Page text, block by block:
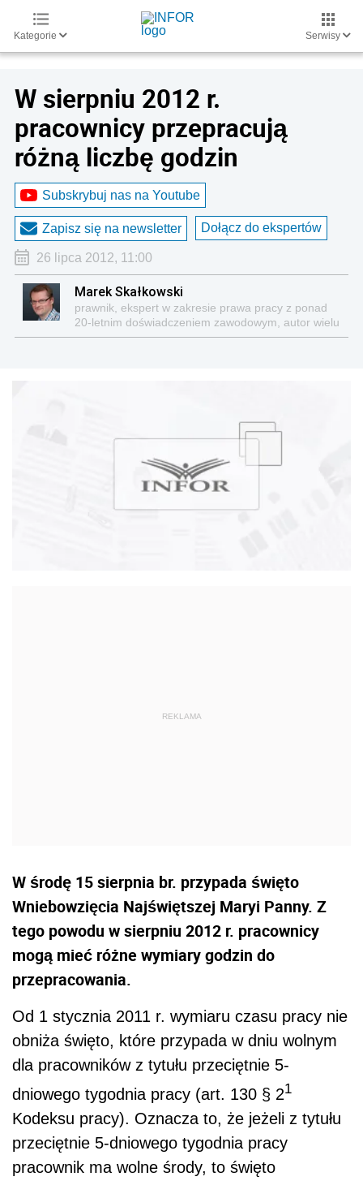
Kategorie Serwisy
W sierpniu 2012 r.
pracownicy przepracują
różną liczbę godzin
Subskrybuj nas na Youtube
Zapisz się na newsletter Dołącz do ekspertów
26 lipca 2012, 11:00
Marek Skałkowski
prawnik, ekspert w zakresie prawa pracy z ponad
20-letnim doświadczeniem zawodowym, autor wielu
publikacji z tej tematyki
W środę 15 sierpnia br. przypada święto
Wniebowzięcia Najświętszej Maryi Panny. Z
tego powodu w sierpniu 2012 r. pracownicy
mogą mieć różne wymiary godzin do
przepracowania.
Od 1 stycznia 2011 r. wymiaru czasu pracy nie
obniża święto, które przypada w dniu wolnym
dla pracowników z tytułu przeciętnie 5-
dniowego tygodnia pracy (art. 130 § 21
Kodeksu pracy). Oznacza to, że jeżeli z tytułu
przeciętnie 5-dniowego tygodnia pracy
pracownik ma wolne środy, to święto